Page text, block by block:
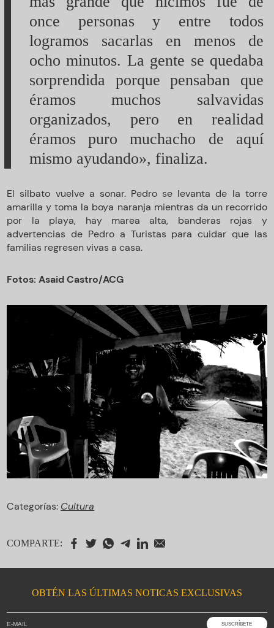
once personas y entre todos
logramos sacarlas en menos de
ocho minutos. La gente se quedaba
sorprendida porque pensaban que
éramos muchos salvavidas
organizados, pero en realidad
éramos puro muchacho de aquí
mismo ayudando», finaliza.
El silbato vuelve a sonar. Pedro se levanta de la torre
amarilla y toma la boya naranja mientras da un recorrido
por la playa, hay marea alta, banderas rojas y
advertencias de Pedro a Turistas para cuidar que las
familias regresen vivas a casa.
Fotos: Asaid Castro/ACG
Categorías: Cultura
COMPARTE:
OBTÉN LAS ÚLTIMAS NOTICAS EXCLUSIVAS